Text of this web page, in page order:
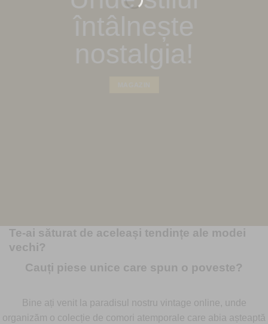
Te-ai săturat de aceleași tendințe ale modei
vechi?
Cauți piese unice care spun o poveste?
Bine ați venit la paradisul nostru vintage online, unde
organizăm o colecție de comori atemporale care abia așteaptă